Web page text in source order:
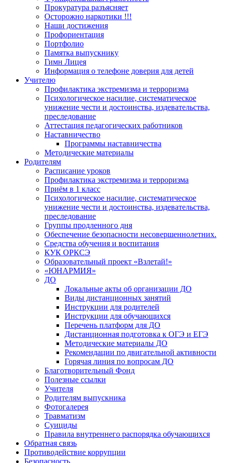
Прокуратура разъясняет
Осторожно наркотики !!!
Наши достижения
Профориентация
Портфолио
Памятка выпускнику
Гимн Лицея
Информация о телефоне доверия для детей
Учителю
Профилактика экстремизма и терроризма
Психологическое насилие, систематическое
унижение чести и достоинства, издевательства,
преследование
Аттестация педагогических работников
Наставничество
Программы наставничества
Методические материалы
Родителям
Расписание уроков
Профилактика экстремизма и терроризма
Приём в 1 класс
Психологическое насилие, систематическое
унижение чести и достоинства, издевательства,
преследование
Группы продленного дня
Обеспечение безопасности несовершеннолетних.
Средства обучения и воспитания
КУК ОРКСЭ
Образовательный проект «Взлетай!»
«ЮНАРМИЯ»
ДО
Локальные акты об организации ДО
Виды дистанционных занятий
Инструкции для родителей
Инструкции для обучающихся
Перечень платформ для ДО
Дистанционная подготовка к ОГЭ и ЕГЭ
Методические материалы ДО
Рекомендации по двигательной активности
Горячая линия по вопросам ДО
Благотворительный Фонд
Полезные ссылки
Учителя
Родителям выпускника
Фотогалерея
Травматизм
Суициды
Правила внутреннего распорядка обучающихся
Обратная связь
Противодействие коррупции